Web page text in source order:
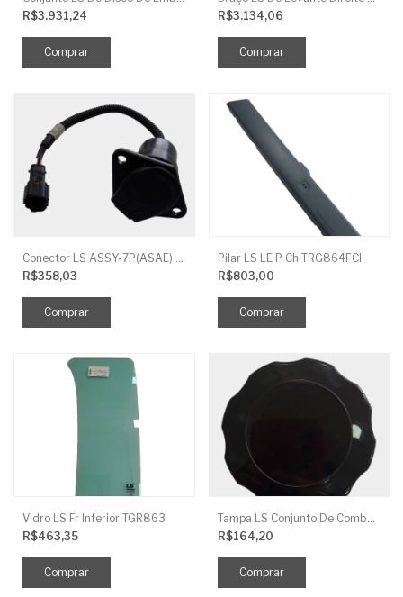
R$3.931,24
R$3.134,06
R$358,03
Pilar LS LE P Ch TRG864FCI
R$803,00
Vidro LS Fr Inferior TGR863
R$463,35
R$164,20